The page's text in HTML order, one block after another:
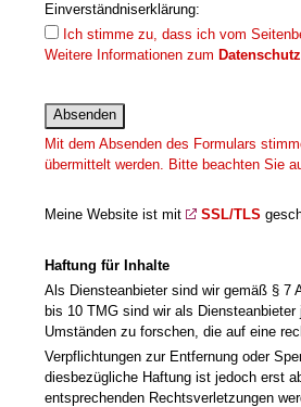
Einverständniserklärung:
Ich stimme zu, dass ich vom
Weitere Informationen zum Datenschutz
Mit dem Absenden des Formulars
übermittelt werden. Bitte beachten Sie
Meine Website ist mit SSL/TLS
Haftung für Inhalte
Als Diensteanbieter sind wir gemäß § 7
bis 10 TMG sind wir als
Umständen zu forschen, die auf eine
Verpflichtungen zur Entfernung oder
diesbezügliche Haftung ist jedoch erst
entsprechenden Rechtsverletzungen